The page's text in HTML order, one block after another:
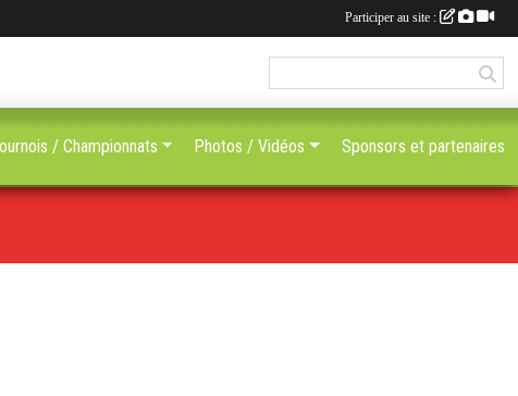
/ Championnats Photos / Vidéos Sponsors et partenaires
Participer au site :